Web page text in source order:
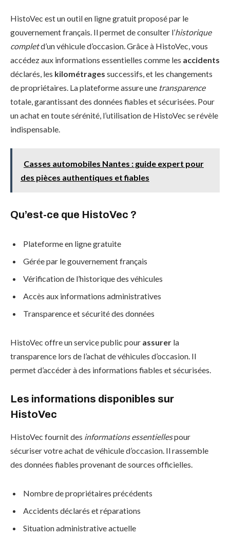
HistoVec est un outil en ligne gratuit proposé par le
gouvernement français. Il permet de consulter l’historique
completd’un véhicule d’occasion. Grâce à HistoVec, vous
accédez aux informations essentielles comme les accidents
déclarés, les kilométrages successifs, et les changements
de propriétaires. La plateforme assure une transparence
totale, garantissant des données fiables et sécurisées. Pour
un achat en toute sérénité, l’utilisation de HistoVec se révèle
indispensable.
Casses automobiles Nantes : guide expert pour
des pièces authentiques et fiables
Qu’est-ce que HistoVec ?
Plateforme en ligne gratuite
Gérée par le gouvernement français
Vérification de l’historique des véhicules
Accès aux informations administratives
Transparence et sécurité des données
HistoVec offre un service public pour assurer la
transparence lors de l’achat de véhicules d’occasion. Il
permet d’accéder à des informations fiables et sécurisées.
Les informations disponibles sur
HistoVec
HistoVec fournit des informations essentiellespour
sécuriser votre achat de véhicule d’occasion. Il rassemble
des données fiables provenant de sources officielles.
Nombre de propriétaires précédents
Accidents déclarés et réparations
Situation administrative actuelle